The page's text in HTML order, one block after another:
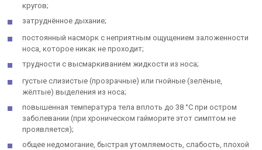
кругов;
затруднённое дыхание;
постоянный насморк с неприятным ощущением заложенности
носа, которое никак не проходит;
трудности с высмаркиванием жидкости из носа;
густые слизистые (прозрачные) или гнойные (зелёные,
жёлтые) выделения из носа;
повышенная температура тела вплоть до 38 °C при остром
заболевании (при хроническом гайморите этот симптом не
проявляется);
общее недомогание, быстрая утомляемость, слабость, плохой